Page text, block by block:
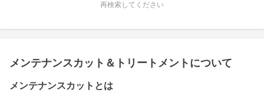
再検索してください
メンテナンスカット＆トリートメントについて
メンテナンスカットとは